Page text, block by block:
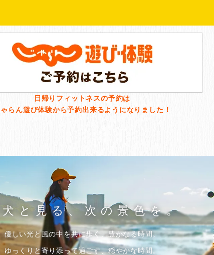
日帰りフィットネスの予約は
ゃらん遊び体験から予約出来るようになりました！
と見る、 次の景色を。
優しい光と風の中を共に歩く、豊かなる時間。
ゆっくりと寄り添って過ごす、穏やかな時間。